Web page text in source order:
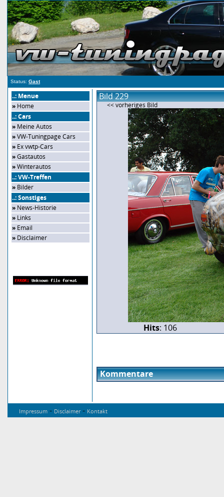
Status: Gast
..: Menue
» Home
..: Cars
» Meine Autos
»VW-Tuningpage Cars
» Ex vwtp-Cars
»Gastautos
»Winterautos
..: VW-Treffen
» Bilder
..: Sonstiges
» News-Historie
» Links
» Email
» Disclaimer
Bild 229
<< vorheriges Bild
Hits: 106
Kommentare
Impressum - Disclaimer- Kontakt